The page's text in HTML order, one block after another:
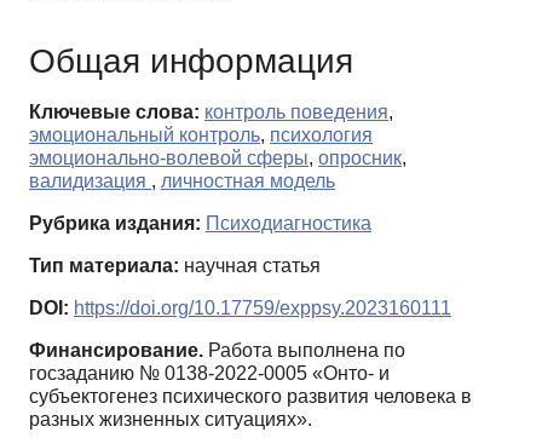
Общая информация
Ключевые слова: контроль поведения,
эмоциональный контроль, психология
эмоционально-волевой сферы, опросник,
валидизация , личностная модель
Рубрика издания: Психодиагностика
Тип материала: научная статья
DOI: https://doi.org/10.17759/exppsy.2023160111
Финансирование. Работа выполнена по
госзаданию № 0138-2022-0005 «Онто- и
субъектогенез психического развития человека в
разных жизненных ситуациях».